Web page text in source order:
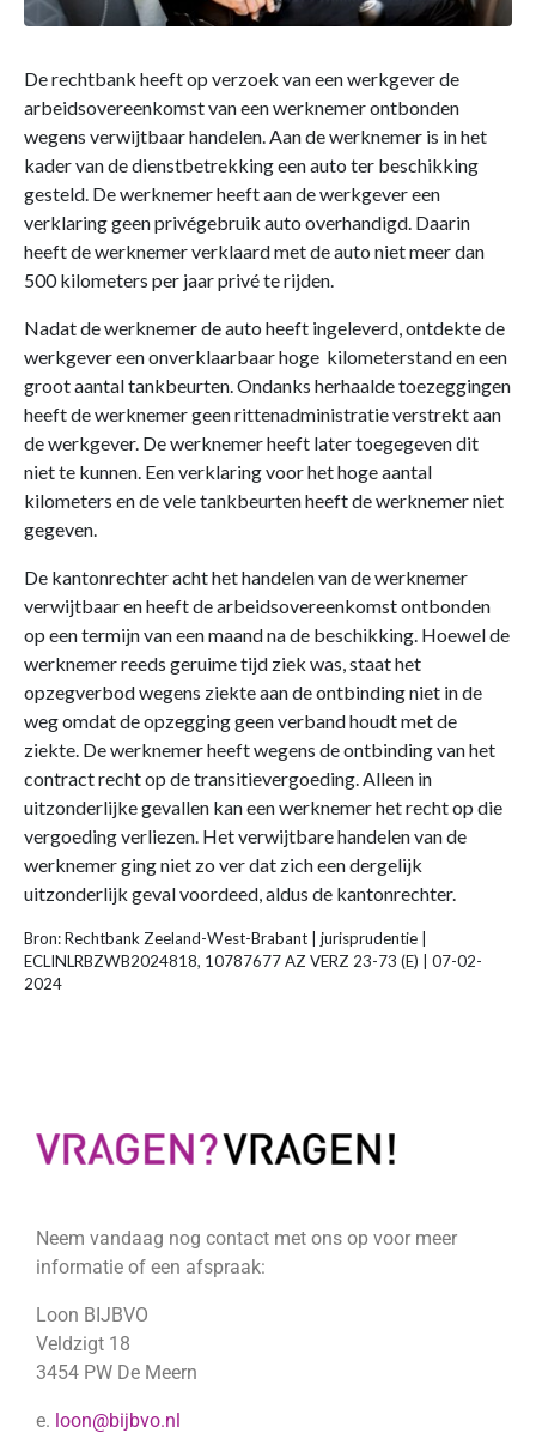
De rechtbank heeft op verzoek van een werkgever de
arbeidsovereenkomst van een werknemer ontbonden
wegens verwijtbaar handelen. Aan de werknemer is in het
kader van de dienstbetrekking een auto ter beschikking
gesteld. De werknemer heeft aan de werkgever een
verklaring geen privégebruik auto overhandigd. Daarin
heeft de werknemer verklaard met de auto niet meer dan
500 kilometers per jaar privé te rijden.
Nadat de werknemer de auto heeft ingeleverd, ontdekte de
werkgever een onverklaarbaar hoge kilometerstand en een
groot aantal tankbeurten. Ondanks herhaalde toezeggingen
heeft de werknemer geen rittenadministratie verstrekt aan
de werkgever. De werknemer heeft later toegegeven dit
niet te kunnen. Een verklaring voor het hoge aantal
kilometers en de vele tankbeurten heeft de werknemer niet
gegeven.
De kantonrechter acht het handelen van de werknemer
verwijtbaar en heeft de arbeidsovereenkomst ontbonden
op een termijn van een maand na de beschikking. Hoewel de
werknemer reeds geruime tijd ziek was, staat het
opzegverbod wegens ziekte aan de ontbinding niet in de
weg omdat de opzegging geen verband houdt met de
ziekte. De werknemer heeft wegens de ontbinding van het
contract recht op de transitievergoeding. Alleen in
uitzonderlijke gevallen kan een werknemer het recht op die
vergoeding verliezen. Het verwijtbare handelen van de
werknemer ging niet zo ver dat zich een dergelijk
uitzonderlijk geval voordeed, aldus de kantonrechter.
Bron: Rechtbank Zeeland-West-Brabant | jurisprudentie |
ECLINLRBZWB2024818, 10787677 AZ VERZ 23-73 (E) | 07-02-
2024
Neem vandaag nog contact met ons op voor meer
informatie of een afspraak:
Loon BIJBVO
Veldzigt 18
3454 PW De Meern
e. loon@bijbvo.nl